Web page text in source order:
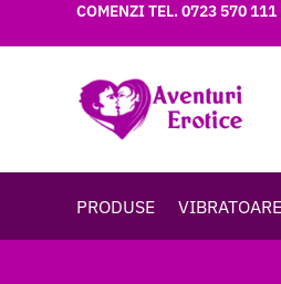
COMENZI TEL.0723 570 111
PRODUSE VIBRATOARE